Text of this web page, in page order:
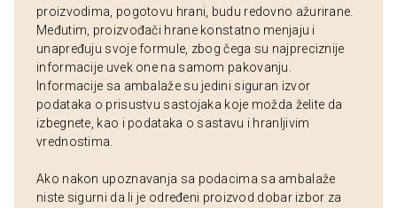
proizvodima, pogotovu hrani, budu redovno ažurirane.
Međutim, proizvođači hrane konstatno menjaju i
unapređuju svoje formule, zbog čega su najpreciznije
informacije uvek one na samom pakovanju.
Informacije sa ambalaže su jedini siguran izvor
podataka o prisustvu sastojaka koje možda želite da
izbegnete, kao i podataka o sastavu i hranljivim
vrednostima.
Ako nakon upoznavanja sa podacima sa ambalaže
niste sigurni da li je određeni proizvod dobar izbor za